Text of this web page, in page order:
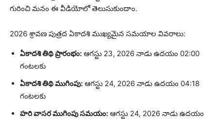
గురించి మనం ఈ వీడియోలో తెలుసుకుందాం.
2026 శ్రావణ పుత్రద ఏకాదశి ముఖ్యమైన సమయాల వివరాలు:
ఏకాదశి తిథి ప్రారంభం: ఆగస్టు 23, 2026 నాడు ఉదయం 02:00
గంటలకు
ఏకాదశి తిథి ముగింపు: ఆగస్టు 24, 2026 నాడు ఉదయం 04:18
గంటలకు
హరి వాసర ముగింపు సమయం: ఆగస్టు 24, 2026 నాడు ఉదయం